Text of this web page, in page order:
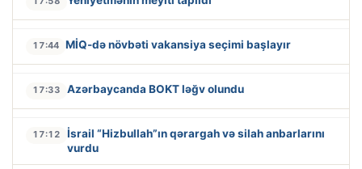
17:44 MİQ-də növbəti vakansiya seçimi başlayır
17:33 Azərbaycanda BOKT ləğv olundu
17:12
İsrail “Hizbullah”ın qərargah və silah anbarlarını
vurdu